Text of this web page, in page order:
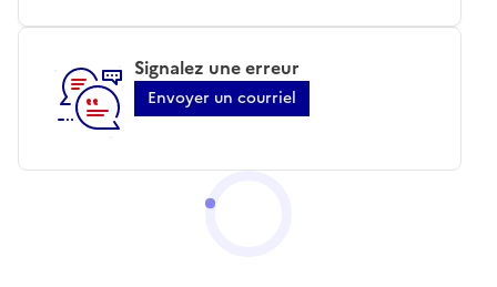
Signalez une erreur
Envoyer un courriel